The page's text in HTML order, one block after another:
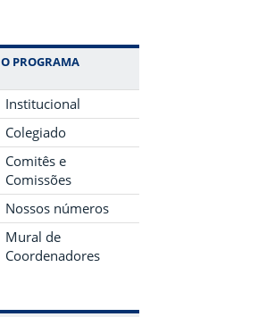
O PROGRAMA
Institucional
Colegiado
Comitês e
Comissões
Nossos números
Mural de
Coordenadores